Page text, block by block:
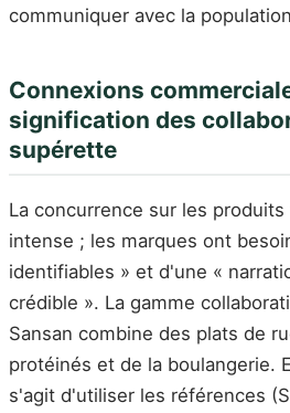
communiquer avec la
Connexions
signification des
supérette
La concurrence sur les
intense ; les marques ont
identifiables » et d'une «
crédible ». La gamme
Sansan combine des plats de
protéinés et de la boulangerie.
s'agit d'utiliser les références